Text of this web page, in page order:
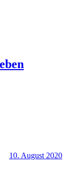
10. August 2020